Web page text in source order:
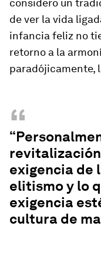
considero un
de ver la vida
infancia feliz no
retorno a la
paradójicamente,
“
exigencia de
elitismo y lo
exigencia
cultura de